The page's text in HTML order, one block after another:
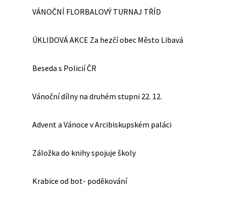
VÁNOČNÍ FLORBALOVÝ TURNAJ TŘÍD
ÚKLIDOVÁ AKCE Za hezčí obec Město Libavá
Beseda s Policií ČR
Vánoční dílny na druhém stupni 22. 12.
Advent a Vánoce v Arcibiskupském paláci
Záložka do knihy spojuje školy
Krabice od bot- poděkování